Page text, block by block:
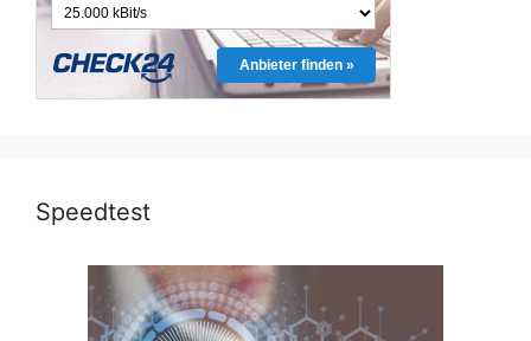
Anbieter finden »
Speedtest